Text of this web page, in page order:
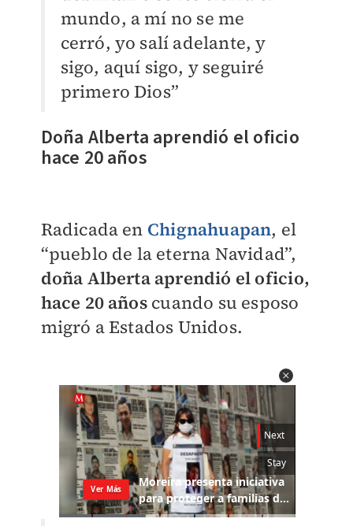
mundo, a mí no se me
cerró, yo salí adelante, y
sigo, aquí sigo, y seguiré
primero Dios”
Doña Alberta aprendió el oficio
hace 20 años
Radicada en Chignahuapan, el
“pueblo de la eterna Navidad”,
doña Alberta aprendió el oficio,
hace 20 años cuando su esposo
migró a Estados Unidos.